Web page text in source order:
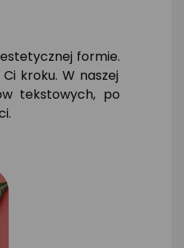
formie.
kroku. W naszej
tekstowych, po